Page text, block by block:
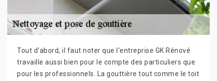
Tout d'abord, il faut noter que l'entreprise GK Rénové
travaille aussi bien pour le compte des particuliers que
pour les professionnels. La gouttière tout comme le toit